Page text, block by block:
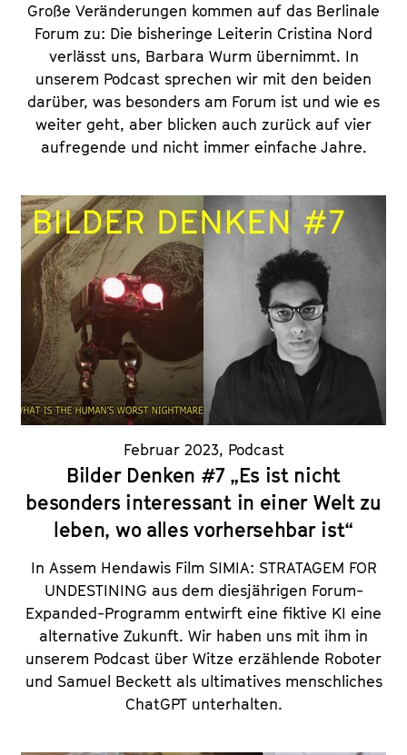
Große Veränderungen kommen auf das Berlinale
Forum zu: Die bisheringe Leiterin Cristina Nord
verlässt uns, Barbara Wurm übernimmt. In
unserem Podcast sprechen wir mit den beiden
darüber, was besonders am Forum ist und wie es
weiter geht, aber blicken auch zurück auf vier
aufregende und nicht immer einfache Jahre.
Februar 2023, Podcast
Bilder Denken #7 „Es ist nicht
besonders interessant in einer Welt zu
leben, wo alles vorhersehbar ist“
In Assem Hendawis Film SIMIA: STRATAGEM FOR
UNDESTINING aus dem diesjährigen Forum-
Expanded-Programm entwirft eine fiktive KI eine
alternative Zukunft. Wir haben uns mit ihm in
unserem Podcast über Witze erzählende Roboter
und Samuel Beckett als ultimatives menschliches
ChatGPT unterhalten.